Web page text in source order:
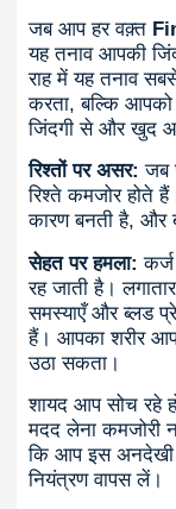
जब आप हर वक़्त
यह तनाव आपकी
राह में यह तनाव
करता, बल्कि आपको
जिंदगी से और खुद
रिश्तों पर असर: जब
रिश्ते कमजोर होते
कारण बनती है, और
सेहत पर हमला:
रह जाती है।
समस्याएँ और ब्लड
हैं। आपका शरीर
उठा सकता।
शायद आप सोच रहे
मदद लेना कमजोरी
कि आप इस अनदेखी
नियंत्रण वापस लें।